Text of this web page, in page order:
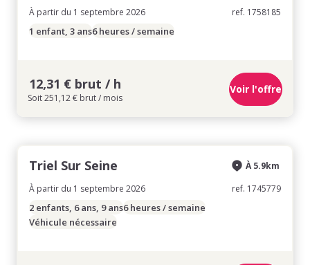
À partir du 1 septembre 2026 ref. 1758185
1 enfant, 3 ans6 heures / semaine
12,31 € brut / h
Soit 251,12 € brut / mois
Voir l'offre
Triel Sur Seine
À partir du 1 septembre 2026
À 5.9km
ref. 1745779
2 enfants, 6 ans, 9 ans6 heures / semaine
Véhicule nécessaire